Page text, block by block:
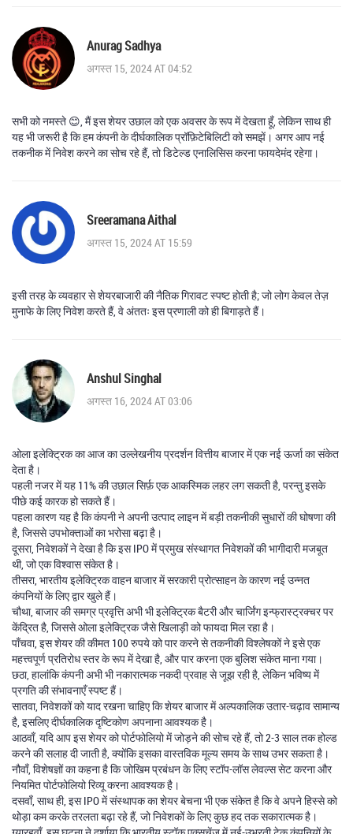
Anurag Sadhya
अगस्त 15, 2024 AT 04:52
सभी को नमस्ते 😊, मैं इस शेयर उछाल को एक अवसर के रूप में देखता हूँ, लेकिन साथ ही
यह भी जरूरी है कि हम कंपनी के दीर्घकालिक प्रॉफ़िटेबिलिटी को समझें। अगर आप नई
तकनीक में निवेश करने का सोच रहे हैं, तो डिटेल्ड एनालिसिस करना फायदेमंद रहेगा।
Sreeramana Aithal
अगस्त 15, 2024 AT 15:59
इसी तरह के व्यवहार से शेयरबाजारी की नैतिक गिरावट स्पष्ट होती है; जो लोग केवल तेज़
मुनाफे के लिए निवेश करते हैं, वे अंततः इस प्रणाली को ही बिगाड़ते हैं।
Anshul Singhal
अगस्त 16, 2024 AT 03:06
ओला इलेक्ट्रिक का आज का उल्लेखनीय प्रदर्शन वित्तीय बाजार में एक नई ऊर्जा का संकेत
देता है।
पहली नजर में यह 11% की उछाल सिर्फ़ एक आकस्मिक लहर लग सकती है, परन्तु इसके
पीछे कई कारक हो सकते हैं।
पहला कारण यह है कि कंपनी ने अपनी उत्पाद लाइन में बड़ी तकनीकी सुधारों की घोषणा की
है, जिससे उपभोक्ताओं का भरोसा बढ़ा है।
दूसरा, निवेशकों ने देखा है कि इस IPO में प्रमुख संस्थागत निवेशकों की भागीदारी मजबूत
थी, जो एक विश्वास संकेत है।
तीसरा, भारतीय इलेक्ट्रिक वाहन बाजार में सरकारी प्रोत्साहन के कारण नई उन्नत
कंपनियों के लिए द्वार खुले हैं।
चौथा, बाजार की समग्र प्रवृत्ति अभी भी इलेक्ट्रिक बैटरी और चार्जिंग इन्फ्रास्ट्रक्चर पर
केंद्रित है, जिससे ओला इलेक्ट्रिक जैसे खिलाड़ी को फायदा मिल रहा है।
पाँचवा, इस शेयर की कीमत 100 रुपये को पार करने से तकनीकी विश्लेषकों ने इसे एक
महत्त्वपूर्ण प्रतिरोध स्तर के रूप में देखा है, और पार करना एक बुलिश संकेत माना गया।
छठा, हालांकि कंपनी अभी भी नकारात्मक नकदी प्रवाह से जूझ रही है, लेकिन भविष्य में
प्रगति की संभावनाएँ स्पष्ट हैं।
सातवा, निवेशकों को याद रखना चाहिए कि शेयर बाजार में अल्पकालिक उतार-चढ़ाव सामान्य
है, इसलिए दीर्घकालिक दृष्टिकोण अपनाना आवश्यक है।
आठवाँ, यदि आप इस शेयर को पोर्टफोलियो में जोड़ने की सोच रहे हैं, तो 2-3 साल तक होल्ड
करने की सलाह दी जाती है, क्योंकि इसका वास्तविक मूल्य समय के साथ उभर सकता है।
नौवाँ, विशेषज्ञों का कहना है कि जोखिम प्रबंधन के लिए स्टॉप-लॉस लेवल्स सेट करना और
नियमित पोर्टफोलियो रिव्यू करना आवश्यक है।
दसवाँ, साथ ही, इस IPO में संस्थापक का शेयर बेचना भी एक संकेत है कि वे अपने हिस्से को
थोड़ा कम करके तरलता बढ़ा रहे हैं, जो निवेशकों के लिए कुछ हद तक सकारात्मक है।